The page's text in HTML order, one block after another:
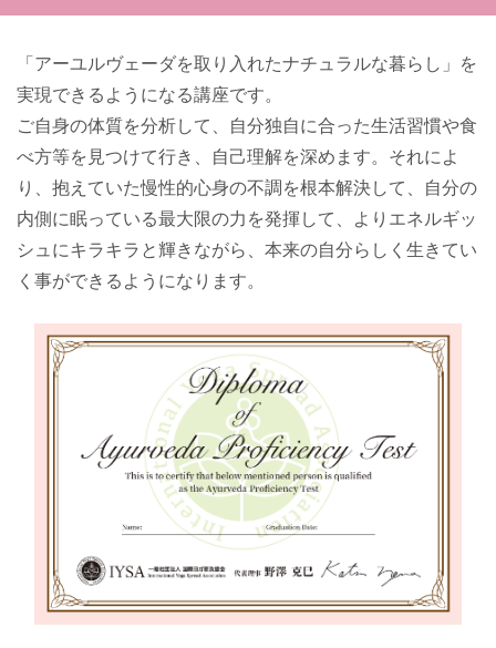
「アーユルヴェーダを取り入れたナチュラルな暮らし」を
実現できるようになる講座です。
ご自身の体質を分析して、自分独自に合った生活習慣や食
べ方等を見つけて行き、自己理解を深めます。それによ
り、抱えていた慢性的心身の不調を根本解決して、自分の
内側に眠っている最大限の力を発揮して、よりエネルギッ
シュにキラキラと輝きながら、本来の自分らしく生きてい
く事ができるようになります。